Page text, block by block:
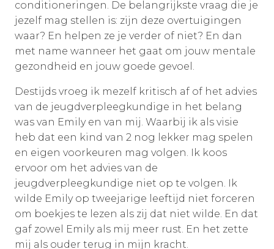
conditioneringen. De belangrijkste vraag die je
jezelf mag stellen is: zijn deze overtuigingen
waar? En helpen ze je verder of niet? En dan
met name wanneer het gaat om jouw mentale
gezondheid en jouw goede gevoel.
Destijds vroeg ik mezelf kritisch af of het advies
van de jeugdverpleegkundige in het belang
was van Emily en van mij. Waarbij ik als visie
heb dat een kind van 2 nog lekker mag spelen
en eigen voorkeuren mag volgen. Ik koos
ervoor om het advies van de
jeugdverpleegkundige niet op te volgen. Ik
wilde Emily op tweejarige leeftijd niet forceren
om boekjes te lezen als zij dat niet wilde. En dat
gaf zowel Emily als mij meer rust. En het zette
mij als ouder terug in mijn kracht.